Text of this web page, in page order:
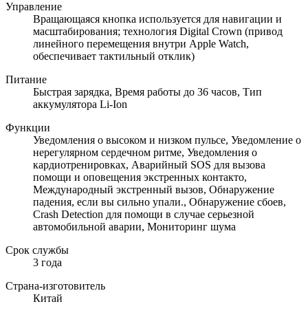
Управление
Вращающаяся кнопка используется для навигации и
масштабирования; технология Digital Crown (привод
линейного перемещения внутри Apple Watch,
обеспечивает тактильный отклик)
Питание
Быстрая зарядка, Время работы до 36 часов, Тип
аккумулятора Li-Ion
Функции
Уведомления о высоком и низком пульсе, Уведомление о
нерегулярном сердечном ритме, Уведомления о
кардиотренировках, Аварийный SOS для вызова
помощи и оповещения экстренных контакто,
Международный экстренный вызов, Обнаружение
падения, если вы сильно упали., Обнаружение сбоев,
Crash Detection для помощи в случае серьезной
автомобильной аварии, Мониторинг шума
Срок службы
3 года
Страна-изготовитель
Китай